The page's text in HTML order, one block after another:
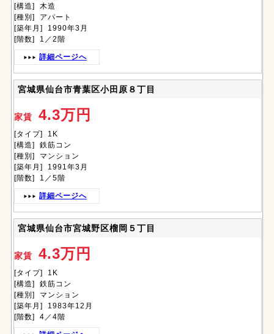
[構造] 木造
[種別] アパート
[築年月] 1990年3月
[階数] 1／2階
詳細ページへ
宮城県仙台市青葉区小田原８丁目
家賃 4.3万円
[タイプ] 1K
[構造] 鉄筋コン
[種別] マンション
[築年月] 1991年3月
[階数] 1／5階
詳細ページへ
宮城県仙台市宮城野区榴岡５丁目
家賃 4.3万円
[タイプ] 1K
[構造] 鉄筋コン
[種別] マンション
[築年月] 1983年12月
[階数] 4／4階